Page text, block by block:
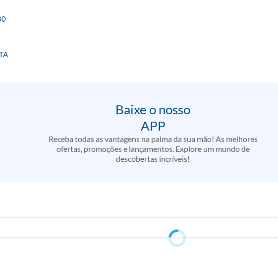
Baixe o nosso
APP
Receba todas as vantagens na palma da sua mão! As melhores
ofertas, promoções e lançamentos. Explore um mundo de
descobertas incríveis!